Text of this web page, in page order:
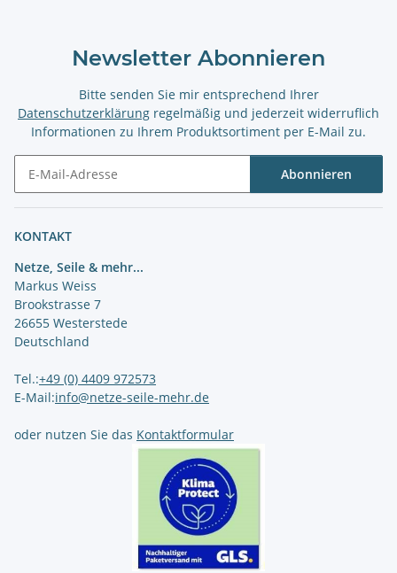
Newsletter Abonnieren
Bitte senden Sie mir entsprechend Ihrer
Datenschutzerklärung regelmäßig und jederzeit widerruflich
Informationen zu Ihrem Produktsortiment per E-Mail zu.
Abonnieren
KONTAKT
Netze, Seile & mehr...
Markus Weiss
Brookstrasse 7
26655 Westerstede
Deutschland
Tel.:+49 (0) 4409 972573
E-Mail:info@netze-seile-mehr.de
oder nutzen Sie das Kontaktformular